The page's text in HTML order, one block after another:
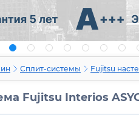
Сплит-системы Fujitsu
Fujitsu Interios